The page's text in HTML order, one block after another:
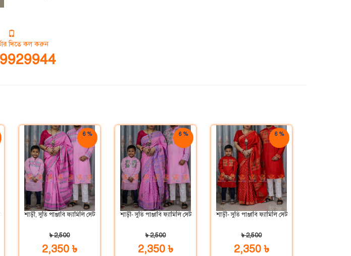
দিতে কল করুন
6 %
শাড়ী, সুতি পাঞ্জাবি ফ্যামিলি সেট
৳ 2,500
2,350 ৳
6 %
শাড়ী- সুতি পাঞ্জাবি ফ্যামিলি সেট
৳ 2,500
2,350 ৳
6 %
শাড়ী- সুতি পাঞ্জাবি ফ্যামিলি সেট
৳ 2,500
2,350 ৳